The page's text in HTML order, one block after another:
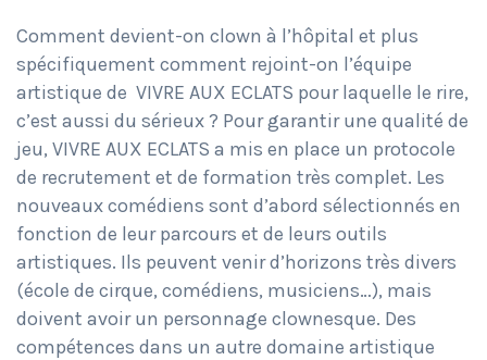
Comment devient-on clown à l’hôpital et plus
spécifiquement comment rejoint-on l’équipe
artistique de VIVRE AUX ECLATS pour laquelle le rire,
c’est aussi du sérieux ? Pour garantir une qualité de
jeu, VIVRE AUX ECLATS a mis en place un protocole
de recrutement et de formation très complet. Les
nouveaux comédiens sont d’abord sélectionnés en
fonction de leur parcours et de leurs outils
artistiques. Ils peuvent venir d’horizons très divers
(école de cirque, comédiens, musiciens…), mais
doivent avoir un personnage clownesque. Des
compétences dans un autre domaine artistique